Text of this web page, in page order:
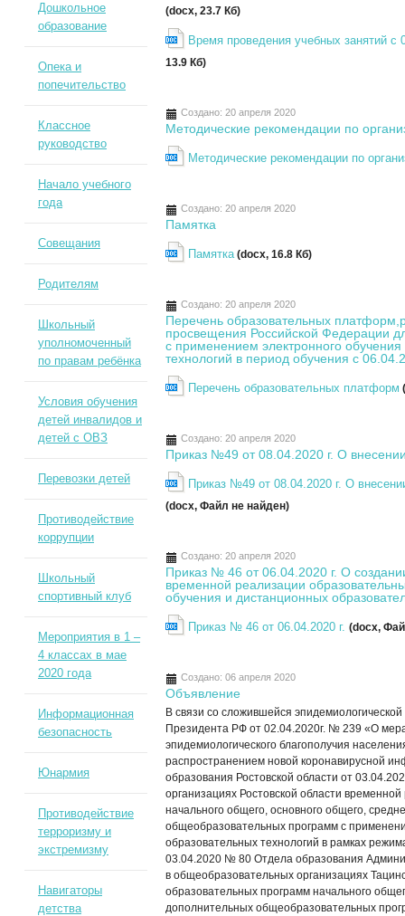
(docx, 23.7 Кб)
Время проведения учебных занятий с
13.9 Кб)
Создано: 20 апреля 2020
Методические рекомендации по
Методические рекомендации по
Создано: 20 апреля 2020
Памятка
Памятка(docx, 16.8 Кб)
Создано: 20 апреля 2020
Перечень образовательных
просвещения Российской Федерации
с применением электронного
технологий в период обучения с
Перечень образовательных платформ
Создано: 20 апреля 2020
Приказ №49 от 08.04.2020 г. О
Приказ №49 от 08.04.2020 г. О
(docx, Файл не найден)
Создано: 20 апреля 2020
Приказ № 46 от 06.04.2020 г. О
временной реализации
обучения и дистанционных
Приказ № 46 от 06.04.2020 г.(docx,
Создано: 06 апреля 2020
Объявление
В связи со сложившейся
Президента РФ от 02.04.2020г. № 239 «О
эпидемиологического благополучия
распространением новой коронавирусной
образования Ростовской области от
организациях Ростовской области
начального общего, основного общего,
общеобразовательных программ с
образовательных технологий в рамках
03.04.2020 № 80 Отдела образования
в общеобразовательных организациях
образовательных программ начального
дополнительных общеобразовательных
Дошкольное
образование
Опека и
попечительство
Классное
руководство
Начало учебного
года
Совещания
Родителям
Школьный
уполномоченный
по правам ребёнка
Условия обучения
детей инвалидов и
детей с ОВЗ
Перевозки детей
Противодействие
коррупции
Школьный
спортивный клуб
Мероприятия в 1 –
4 классах в мае
2020 года
Информационная
безопасность
Юнармия
Противодействие
терроризму и
экстремизму
Навигаторы
детства